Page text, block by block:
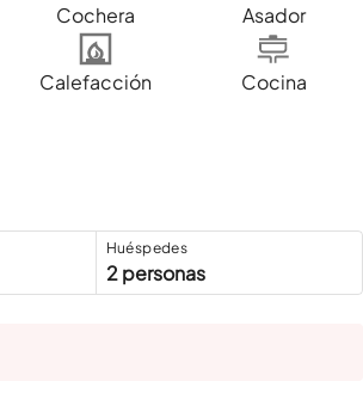
Cochera Asador
Calefacción
Cocina
Huéspedes
2 personas